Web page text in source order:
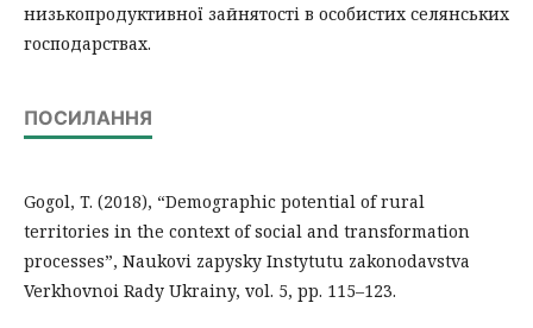
низькопродуктивної зайнятості в особистих селянських
господарствах.
ПОСИЛАННЯ
Gogol, T. (2018), “Demographic potential of rural
territories in the context of social and transformation
processes”, Naukovi zapysky Instytutu zakonodavstva
Verkhovnoi Rady Ukrainy, vol. 5, pp. 115–123.